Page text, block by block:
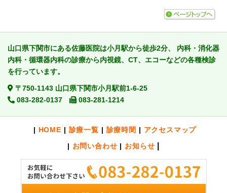
山口県下関市にある佐藤医院は小月駅から徒歩2分、
内科・消化器
内科・循環器内科の診療から内視鏡、CT、エコーなどの各種検診
を行っています。
〒750-1143 山口県下関市小月駅前1-6-25
083-282-0137
083-281-1214
HOME 診療一覧 診療時間
アクセスマップ
お問い合わせ
お知らせ